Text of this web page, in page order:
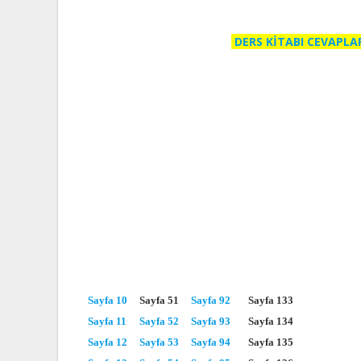
DERS KİTABI
Sayfa 10
Sayfa 11
Sayfa 12
Sayfa 51
Sayfa 52
Sayfa 53
Sayfa 92
Sayfa 93
Sayfa 94
Sayfa 133
Sayfa 134
Sayfa 135